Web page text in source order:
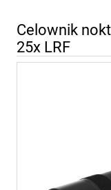
Celownik
25x LRF